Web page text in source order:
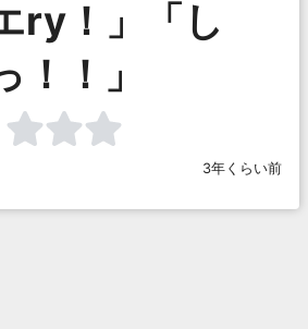
ry！」「し
！！」
3年くらい前